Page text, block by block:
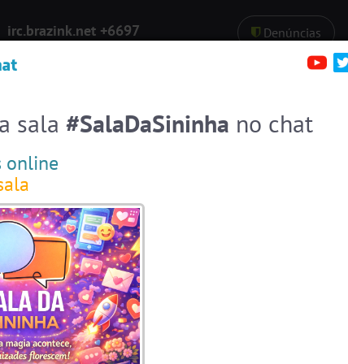
irc.brazink.net +6697 Denúncias
#Brasil
#Evangelicos
#ParaisoTropical
#Portugal
#SalaDaSininha
#Denuncias
sala #SalaDaSininha no chat
online